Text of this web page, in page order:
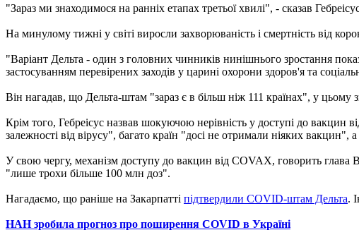
"Зараз ми знаходимося на ранніх етапах третьої хвилі", - сказав
На минулому тижні у світі виросли захворюваність і смертність від
"Варіант Дельта - один з головних чинників нинішнього зростання
застосуванням перевірених заходів у царині охорони здоров'я та
Він нагадав, що Дельта-штам "зараз є в більш ніж 111 країнах", у
Крім того, Гебреісус назвав шокуючою нерівність у доступі до вакцин
залежності від вірусу", багато країн "досі не отримали ніяких вакцин",
У свою чергу, механізм доступу до вакцин від COVAX, говорить глава
"лише трохи більше 100 млн доз".
Нагадаємо, що раніше на Закарпатті підтвердили COVID-штам Дельта.
НАН зробила прогноз про поширення COVID в Україні